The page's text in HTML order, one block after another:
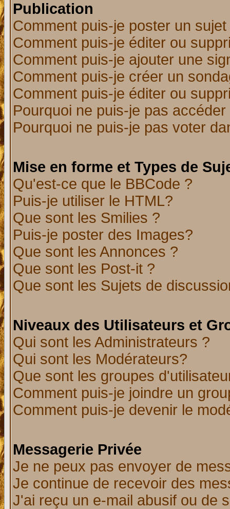
Publication
Comment puis-je poster un
Comment puis-je éditer ou
Comment puis-je ajouter une
Comment puis-je créer un
Comment puis-je éditer ou
Pourquoi ne puis-je pas
Pourquoi ne puis-je pas voter
Mise en forme et Types de
Qu'est-ce que le BBCode ?
Puis-je utiliser le HTML?
Que sont les Smilies ?
Puis-je poster des Images?
Que sont les Annonces ?
Que sont les Post-it ?
Que sont les Sujets de
Niveaux des Utilisateurs et
Qui sont les Administrateurs ?
Qui sont les Modérateurs?
Que sont les groupes
Comment puis-je joindre un
Comment puis-je devenir le
Messagerie Privée
Je ne peux pas envoyer de
Je continue de recevoir des
J'ai reçu un e-mail abusif ou de